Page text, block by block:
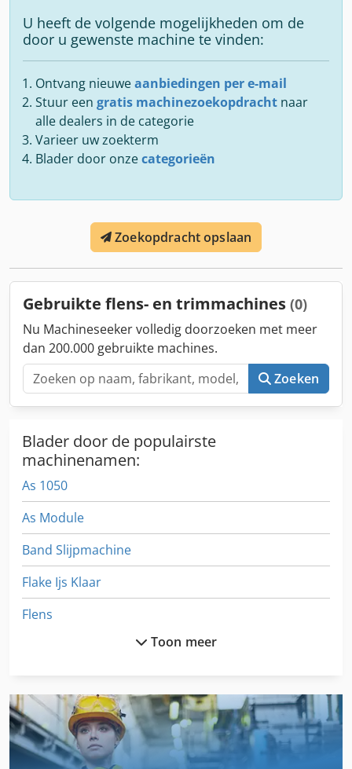
U heeft de volgende mogelijkheden om de
door u gewenste machine te vinden:
Ontvang nieuweaanbiedingen per e-mail
Stuur een gratis machinezoekopdracht naar
alle dealers in de categorie
Varieer uw zoekterm
Blader door onzecategorieën
Zoekopdracht opslaan
Gebruikte flens- en trimmachines (0)
Nu Machineseeker volledig doorzoeken met meer
dan 200.000 gebruikte machines.
Zoeken
Blader door de populairste
machinenamen:
As 1050
As Module
Band Slijpmachine
Flake Ijs Klaar
Flens
German
Gl 172
Toon meer